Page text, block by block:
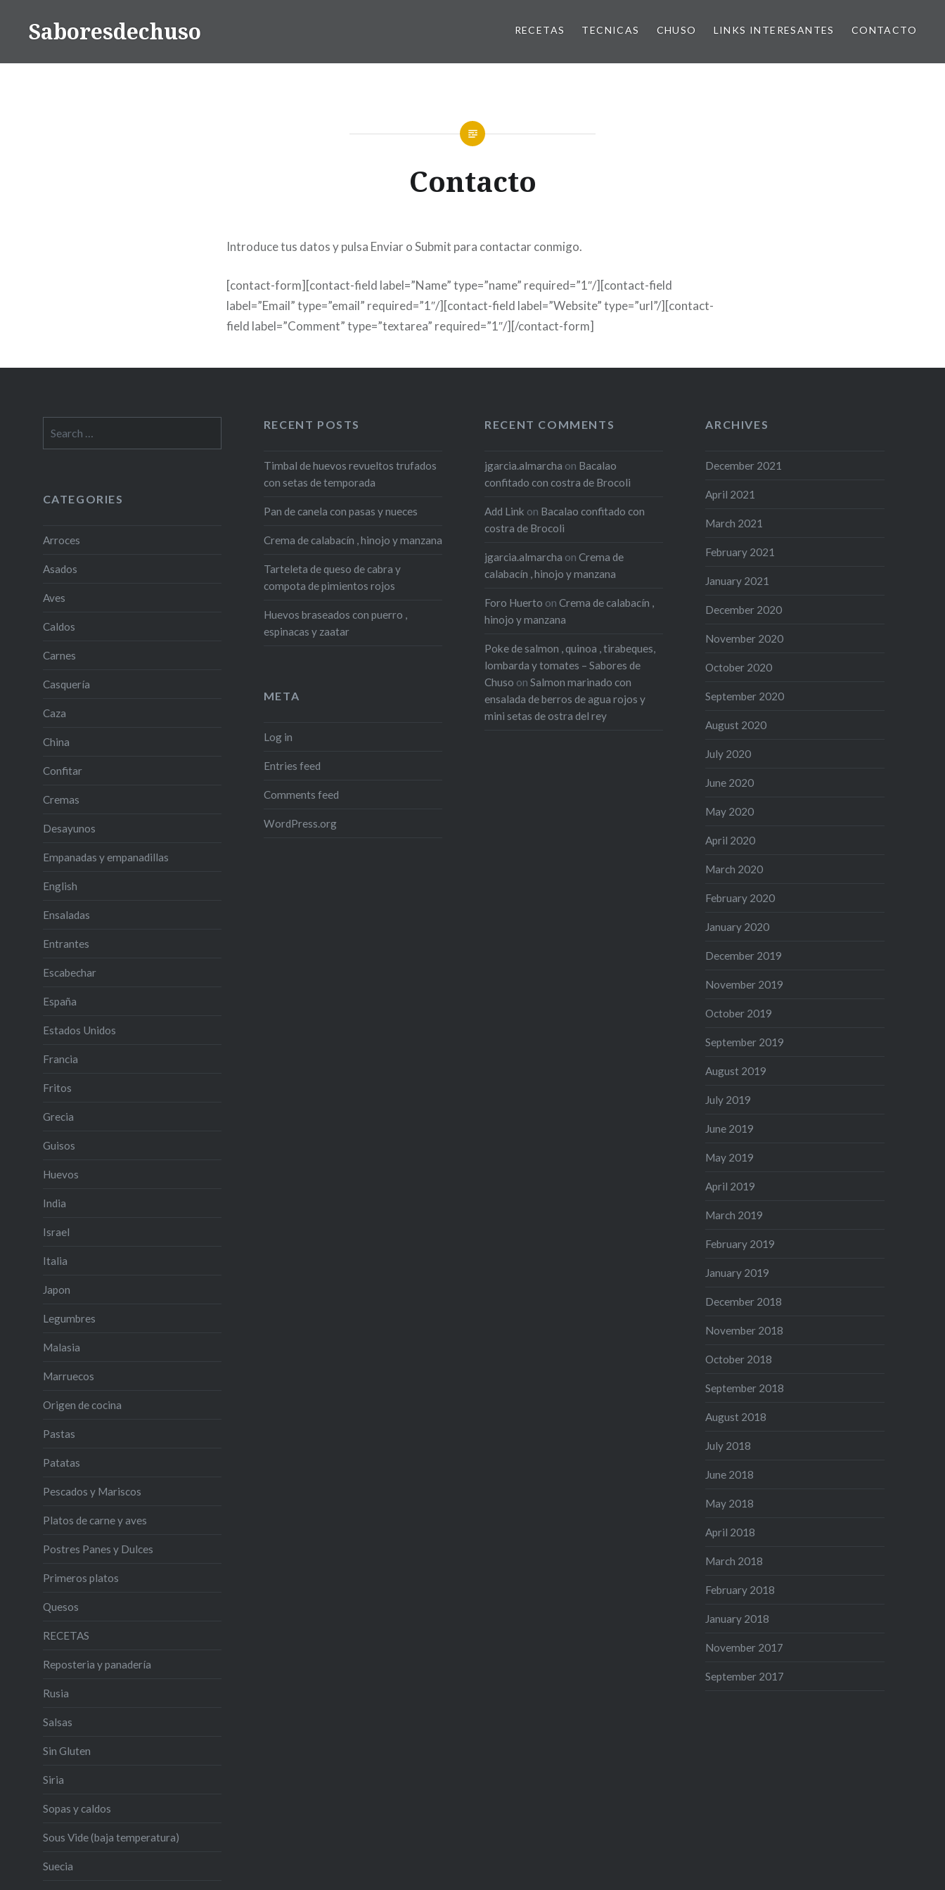
Saboresdechuso RECETAS TECNICAS CHUSO LINKS INTERESANTES CONTACTO
Contacto
Introduce tus datos y pulsa Enviar o Submit para contactar conmigo.
[contact-form][contact-field label=”Name” type=”name” required=”1″/][contact-field
label=”Email” type=”email” required=”1″/][contact-field label=”Website” type=”url”/][contact-
field label=”Comment” type=”textarea” required=”1″/][/contact-form]
for:
RECENT POSTS
Timbal de huevos revueltos trufados
con setas de temporada
Pan de canela con pasas y nueces
Crema de calabacín , hinojo y manzana
Tarteleta de queso de cabra y
compota de pimientos rojos
Huevos braseados con puerro ,
espinacas y zaatar
RECENT COMMENTS
jgarcia.almarcha on Bacalao
confitado con costra de Brocoli
Add Link on Bacalao confitado con
costra de Brocoli
jgarcia.almarcha onCrema de
calabacín , hinojo y manzana
Foro Huerto onCrema de calabacín ,
hinojo y manzana
Poke de salmon , quinoa , tirabeques,
lombarda y tomates – Sabores de
Chuso onSalmon marinado con
ensalada de berros de agua rojos y
mini setas de ostra del rey
ARCHIVES
December 2021
April 2021
March 2021
February 2021
January 2021
December 2020
November 2020
October 2020
September 2020
August 2020
July 2020
June 2020
May 2020
April 2020
March 2020
February 2020
January 2020
December 2019
November 2019
October 2019
September 2019
August 2019
July 2019
June 2019
May 2019
April 2019
March 2019
February 2019
January 2019
December 2018
November 2018
October 2018
September 2018
August 2018
July 2018
June 2018
May 2018
April 2018
March 2018
February 2018
January 2018
November 2017
September 2017
CATEGORIES
Arroces
Asados
Aves
Caldos
Carnes
Casquería
Caza
China
Confitar
Cremas
Desayunos
Empanadas y empanadillas
English
Ensaladas
Entrantes
Escabechar
España
Estados Unidos
Francia
Fritos
Grecia
Guisos
Huevos
India
Israel
Italia
Japon
Legumbres
Malasia
Marruecos
Origen de cocina
Pastas
Patatas
Pescados y Mariscos
Platos de carne y aves
Postres Panes y Dulces
Primeros platos
Quesos
RECETAS
Reposteria y panadería
Rusia
Salsas
Sin Gluten
Siria
Sopas y caldos
Sous Vide (baja temperatura)
Suecia
META
Log in
Entries feed
Comments feed
WordPress.org